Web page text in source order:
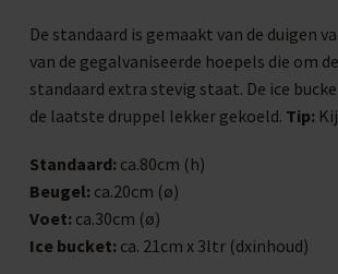
De standaard is gemaakt van de duigen
van de gegalvaniseerde hoepels die om
standaard extra stevig staat. De ice
de laatste druppel lekker gekoeld. Tip:
Standaard: ca.80cm (h)
Beugel: ca.20cm (ø)
Voet: ca.30cm (ø)
Ice bucket: ca. 21cm x 3ltr (dxinhoud)